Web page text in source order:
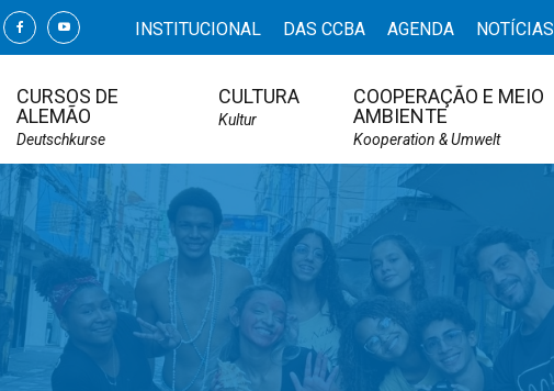
INSTITUCIONAL DAS CCBA AGENDA NOTÍCIAS
CURSOS DE
ALEMÃO
Deutschkurse
CULTURA
Kultur
COOPERAÇÃO E MEIO
AMBIENTE
Kooperation & Umwelt